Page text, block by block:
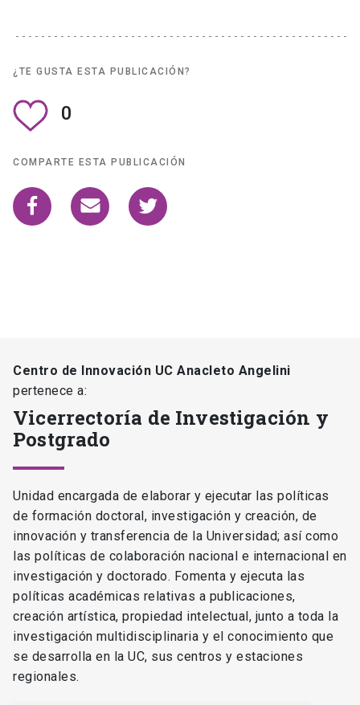
¿TE GUSTA ESTA PUBLICACIÓN?
0
COMPARTE ESTA PUBLICACIÓN
Centro de Innovación UC Anacleto Angelini
pertenece a:
Vicerrectoría de Investigación y
Postgrado
Unidad encargada de elaborar y ejecutar las políticas
de formación doctoral, investigación y creación, de
innovación y transferencia de la Universidad; así como
las políticas de colaboración nacional e internacional en
investigación y doctorado. Fomenta y ejecuta las
políticas académicas relativas a publicaciones,
creación artística, propiedad intelectual, junto a toda la
investigación multidisciplinaria y el conocimiento que
se desarrolla en la UC, sus centros y estaciones
regionales.